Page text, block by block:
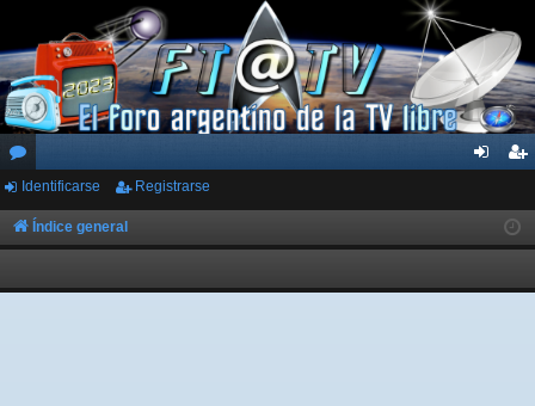
or
os
ar
ist
rs
Identificarse Registrarse
Índice general